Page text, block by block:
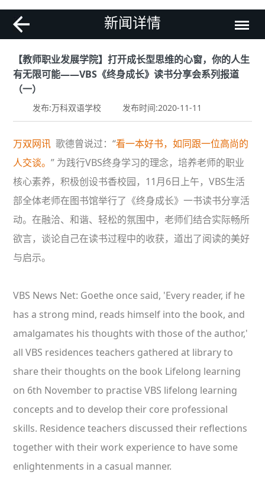
新闻详情
【教师职业发展学院】打开成长型思维的心窗，你的人生
有无限可能——VBS《终身成长》读书分享会系列报道
（一）
发布:万科双语学校 发布时间:2020-11-11
万双网讯 歌德曾说过：“看一本好书，如同跟一位高尚的
人交谈。” 为践行VBS终身学习的理念，培养老师的职业
核心素养，积极创设书香校园，11月6日上午，VBS生活
部全体老师在图书馆举行了《终身成长》一书读书分享活
动。在融洽、和谐、轻松的氛围中，老师们结合实际畅所
欲言，谈论自己在读书过程中的收获，道出了阅读的美好
与启示。
VBS News Net: Goethe once said, 'Every reader, if he
has a strong mind, reads himself into the book, and
amalgamates his thoughts with those of the author,'
all VBS residences teachers gathered at library to
share their thoughts on the book Lifelong learning
on 6th November to practise VBS lifelong learning
concepts and to develop their core professional
skills. Residence teachers discussed their reflections
together with their work experience to have some
enlightenments in a casual manner.